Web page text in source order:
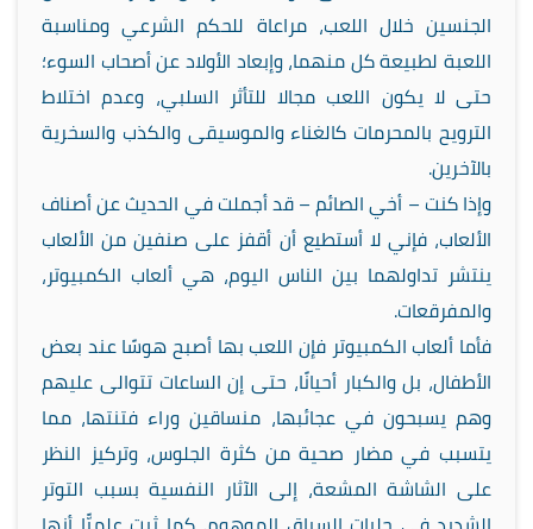
الجنسين خلال اللعب، مراعاة للحكم الشرعي ومناسبة
اللعبة لطبيعة كل منهما، وإبعاد الأولاد عن أصحاب السوء؛
حتى لا يكون اللعب مجالا للتأثر السلبي، وعدم اختلاط
الترويح بالمحرمات كالغناء والموسيقى والكذب والسخرية
بالآخرين.
وإذا كنت – أخي الصائم – قد أجملت في الحديث عن أصناف
الألعاب، فإني لا أستطيع أن أقفز على صنفين من الألعاب
ينتشر تداولهما بين الناس اليوم، هي ألعاب الكمبيوتر،
والمفرقعات.
فأما ألعاب الكمبيوتر فإن اللعب بها أصبح هوسًا عند بعض
الأطفال، بل والكبار أحيانًا، حتى إن الساعات تتوالى عليهم
وهم يسبحون في عجائبها، منساقين وراء فتنتها، مما
يتسبب في مضار صحية من كثرة الجلوس، وتركيز النظر
على الشاشة المشعة، إلى الآثار النفسية بسبب التوتر